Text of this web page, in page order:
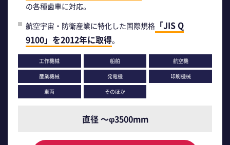
の各種歯車に対応。
航空宇宙・防衛産業に特化した国際規格 「JIS Q
9100」を2012年に取得。
工作機械 船舶
航空機
産業機械
発電機
印刷機械
車両
そのほか
直径 ～φ3500mm